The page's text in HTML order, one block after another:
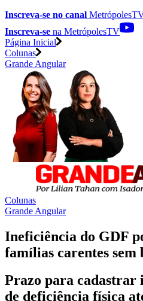
Inscreva-se no canal
Inscreva-se na MetrópolesTV
Página Inicial
Colunas
Grande Angular
Colunas
Grande Angular
Ineficiência do GDF
famílias carentes sem
Prazo para cadastrar
de deficiência física